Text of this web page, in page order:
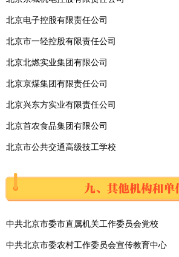
北京电子控股有限责任公司
北京市一轻控股有限责任公司
北京北燃实业集团有限公司
北京京煤集团有限责任公司
北京兴东方实业有限责任公司
北京首农食品集团有限公司
北京市公共交通高级技工学校
中共北京市委市直属机关工作委员会党校
中共北京市委农村工作委员会宣传教育中心